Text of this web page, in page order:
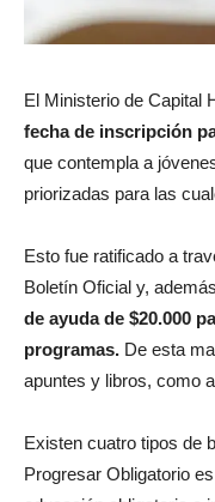
El Ministerio de Capital
fecha de inscripción
que contempla a
priorizadas para las
Esto fue ratificado a
Boletín Oficial y,
de ayuda de $20.000
programas. De esta
apuntes y libros, como
Existen cuatro tipos de
Progresar Obligatorio